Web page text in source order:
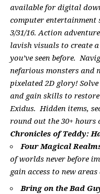
available for digital
computer entertainment
3/31/16. Action
lavish visuals to create
you’ve seen before.
nefarious monsters and
pixelated 2D glory!
and gain skills to
Exidus. Hidden items,
round out the 30+ hours
Chronicles of Teddy:
Four Magical
of worlds never before
gain access to new
Bring on the Bad